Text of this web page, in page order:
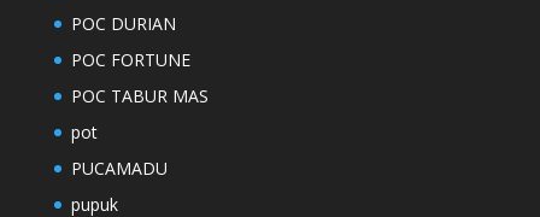
POC DURIAN
POC FORTUNE
POC TABUR MAS
pot
PUCAMADU
pupuk